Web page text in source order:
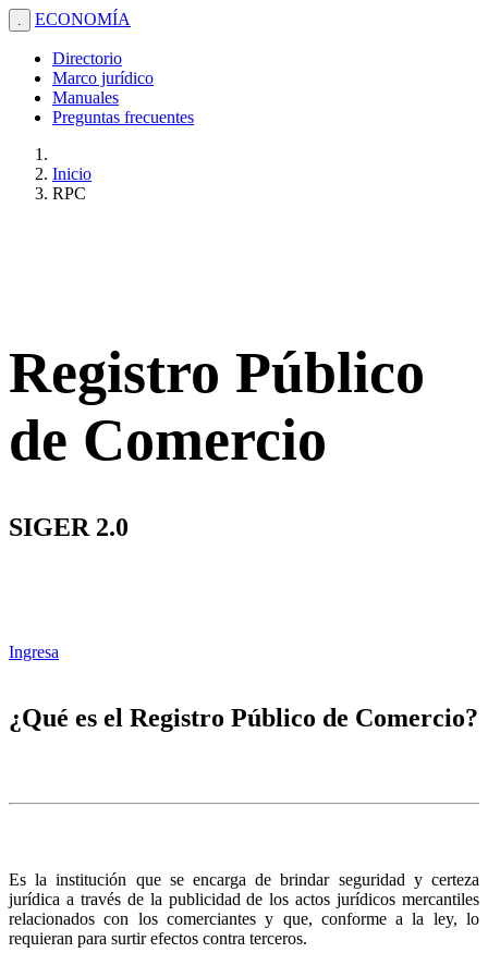
. ECONOMÍA
Directorio
Marco jurídico
Manuales
Preguntas frecuentes
Inicio
RPC
Registro Público
de Comercio
SIGER 2.0
Ingresa
¿Qué es el Registro Público de Comercio?
Es la institución que se encarga de brindar seguridad y certeza
jurídica a través de la publicidad de los actos jurídicos mercantiles
relacionados con los comerciantes y que, conforme a la ley, lo
requieran para surtir efectos contra terceros.